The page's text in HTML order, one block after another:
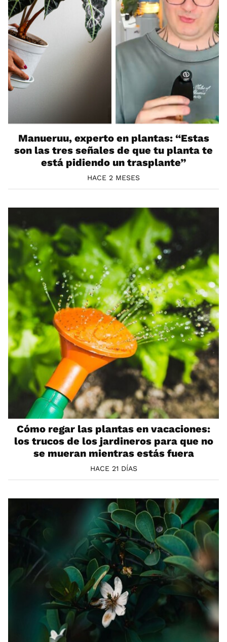
Manueruu, experto en plantas: “Estas
son las tres señales de que tu planta te
está pidiendo un trasplante”
HACE 2 MESES
Cómo regar las plantas en vacaciones:
los trucos de los jardineros para que no
se mueran mientras estás fuera
HACE 21 DÍAS